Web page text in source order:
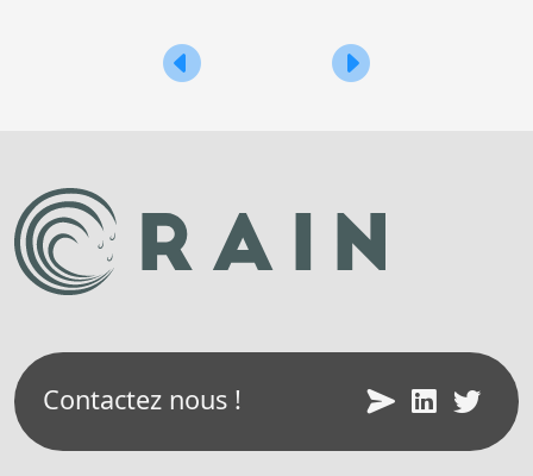
Navigation
de
Restitution du projet ANR
Actualité projet
Contactez nous !